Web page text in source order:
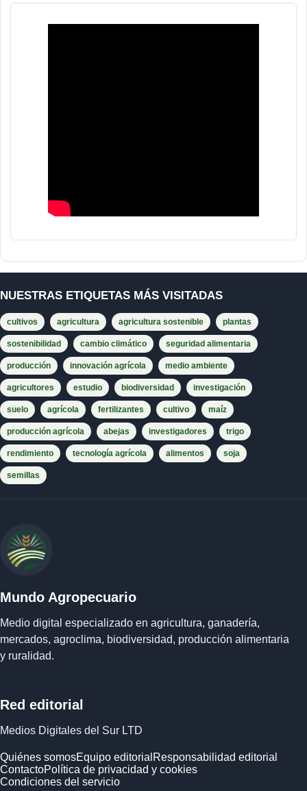
NUESTRAS ETIQUETAS MÁS VISITADAS
cultivos agricultura agricultura sostenible plantas
sostenibilidad cambio climático seguridad alimentaria
producción innovación agrícola medio ambiente
agricultores estudio biodiversidad investigación
suelo agrícola fertilizantes cultivo maíz
producción agrícola abejas investigadores trigo
rendimiento tecnología agrícola alimentos soja
semillas
Mundo Agropecuario
Medio digital especializado en agricultura, ganadería,
mercados, agroclima, biodiversidad, producción alimentaria
y ruralidad.
Red editorial
Medios Digitales del Sur LTD
Quiénes somosEquipo editorial Responsabilidad editorial
ContactoPolítica de privacidad y cookies
Condiciones del servicio